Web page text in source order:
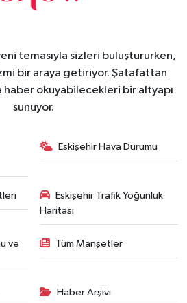
temasıyla sizleri buluştururken,
bir araya getiriyor. Şatafattan
haber okuyabilecekleri bir altyapı
sunuyor.
Eskişehir Hava Durumu
Eskişehir Trafik Yoğunluk
Haritası
ve
Tüm Manşetler
Haber Arşivi